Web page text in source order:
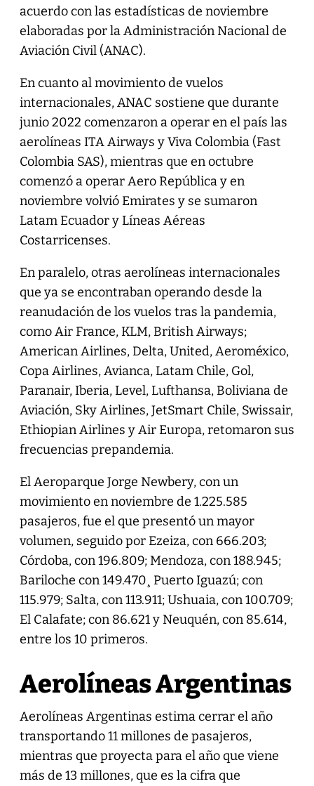
acuerdo con las estadísticas de noviembre
elaboradas por la Administración Nacional de
Aviación Civil (ANAC).
En cuanto al movimiento de vuelos
internacionales, ANAC sostiene que durante
junio 2022 comenzaron a operar en el país las
aerolíneas ITA Airways y Viva Colombia (Fast
Colombia SAS), mientras que en octubre
comenzó a operar Aero República y en
noviembre volvió Emirates y se sumaron
Latam Ecuador y Líneas Aéreas
Costarricenses.
En paralelo, otras aerolíneas internacionales
que ya se encontraban operando desde la
reanudación de los vuelos tras la pandemia,
como Air France, KLM, British Airways;
American Airlines, Delta, United, Aeroméxico,
Copa Airlines, Avianca, Latam Chile, Gol,
Paranair, Iberia, Level, Lufthansa, Boliviana de
Aviación, Sky Airlines, JetSmart Chile, Swissair,
Ethiopian Airlines y Air Europa, retomaron sus
frecuencias prepandemia.
El Aeroparque Jorge Newbery, con un
movimiento en noviembre de 1.225.585
pasajeros, fue el que presentó un mayor
volumen, seguido por Ezeiza, con 666.203;
Córdoba, con 196.809; Mendoza, con 188.945;
Bariloche con 149.470¸ Puerto Iguazú; con
115.979; Salta, con 113.911; Ushuaia, con 100.709;
El Calafate; con 86.621 y Neuquén, con 85.614,
entre los 10 primeros.
Aerolíneas Argentinas
Aerolíneas Argentinas estima cerrar el año
transportando 11 millones de pasajeros,
mientras que proyecta para el año que viene
más de 13 millones, que es la cifra que